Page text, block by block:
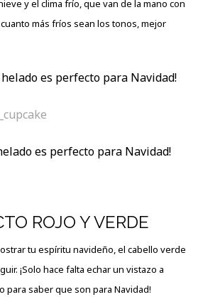
y el clima frío, que van de la mano con
más fríos sean los tonos, mejor
ROJO Y VERDE
tu espíritu navideño, el cabello verde
¡Solo hace falta echar un vistazo a
para saber que son para Navidad!